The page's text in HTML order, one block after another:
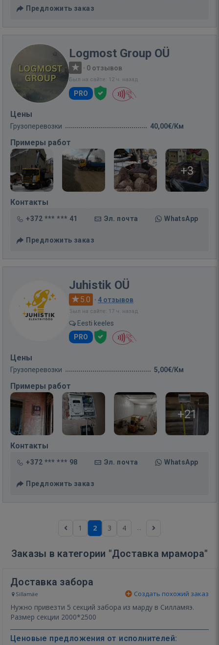
Предложить заказ
Logmost Group OÜ
· 0 отзывов
Был на сайте: 12 ч. назад
PRO
Цены
Грузоперевозки 40,00€/Км
Примеры работ
+3
Контакты
+372 *** *** 41 Эл. почта WhatsApp
Предложить заказ
Juhistik OÜ
5.0 · 4 отзывов
Был на сайте: 17 ч. назад
Eesti keeles
PRO
Цены
Грузоперевозки 5,00€/Км
Примеры работ
+21
Контакты
+372 *** *** 98 Эл. почта WhatsApp
Предложить заказ
1 2 3 4 ...
Заказы в категории "Доставка мрамора"
Доставка забора
Sillamäe Создать похожий заказ
Нужно привезти 5 секций забора из марду в Силламяэ.
Размер секции 2000*2500
Ценовые предложения от исполнителей: